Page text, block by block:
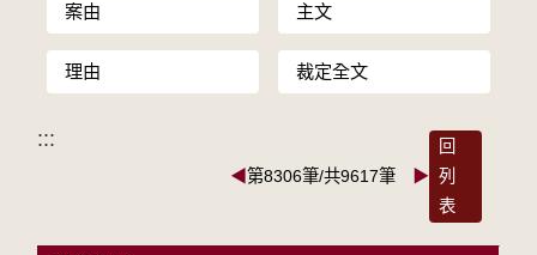
案由 主文
理由 裁定全文
:::
◀第8306筆/共9617筆 ▶
回
列
表